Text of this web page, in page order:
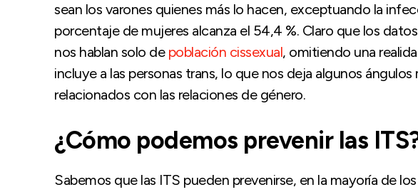
sean los varones quienes más lo hacen, exceptuando la
porcentaje de mujeres alcanza el 54,4 %. Claro que los
nos hablan solo de población cissexual, omitiendo una
incluye a las personas trans, lo que nos deja algunos ángulos
relacionados con las relaciones de género.
¿Cómo podemos prevenir las
Sabemos que las ITS pueden prevenirse, en la mayoría de